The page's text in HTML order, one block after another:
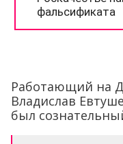
Работающий на
Владислав
был